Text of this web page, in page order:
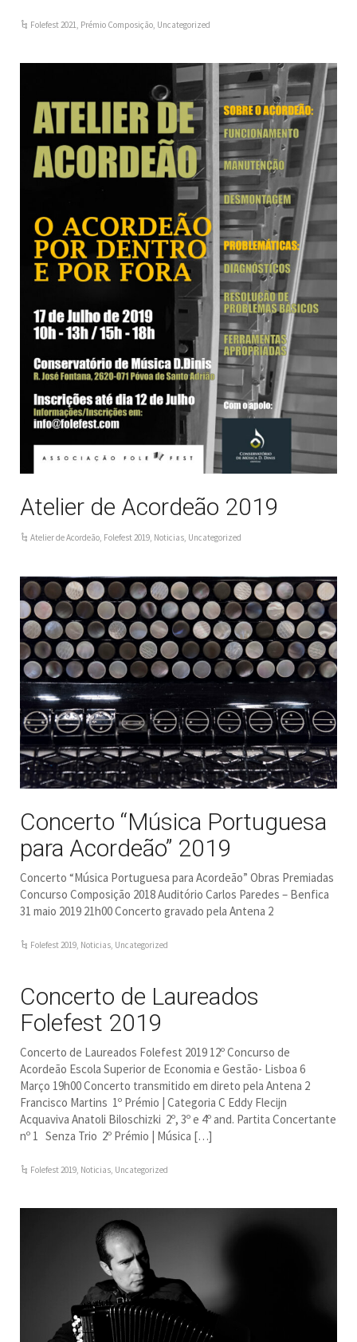
Folefest 2021, Prémio Composição, Uncategorized
Atelier de Acordeão 2019
Atelier de Acordeão, Folefest 2019, Noticias, Uncategorized
Concerto “Música Portuguesa
para Acordeão” 2019
Concerto “Música Portuguesa para Acordeão” Obras Premiadas
Concurso Composição 2018 Auditório Carlos Paredes – Benfica
31 maio 2019 21h00 Concerto gravado pela Antena 2
Folefest 2019 Noticias Uncategorized
Concerto de Laureados
Folefest 2019
Concerto de Laureados Folefest 2019 12º Concurso de
Acordeão Escola Superior de Economia e Gestão- Lisboa 6
Março 19h00 Concerto transmitido em direto pela Antena 2
Francisco Martins 1º Prémio | Categoria C Eddy Flecijn
Acquaviva Anatoli Biloschizki 2º, 3º e 4º and. Partita Concertante
nº 1 Senza Trio 2º Prémio | Música […]
Folefest 2019 Noticias Uncategorized